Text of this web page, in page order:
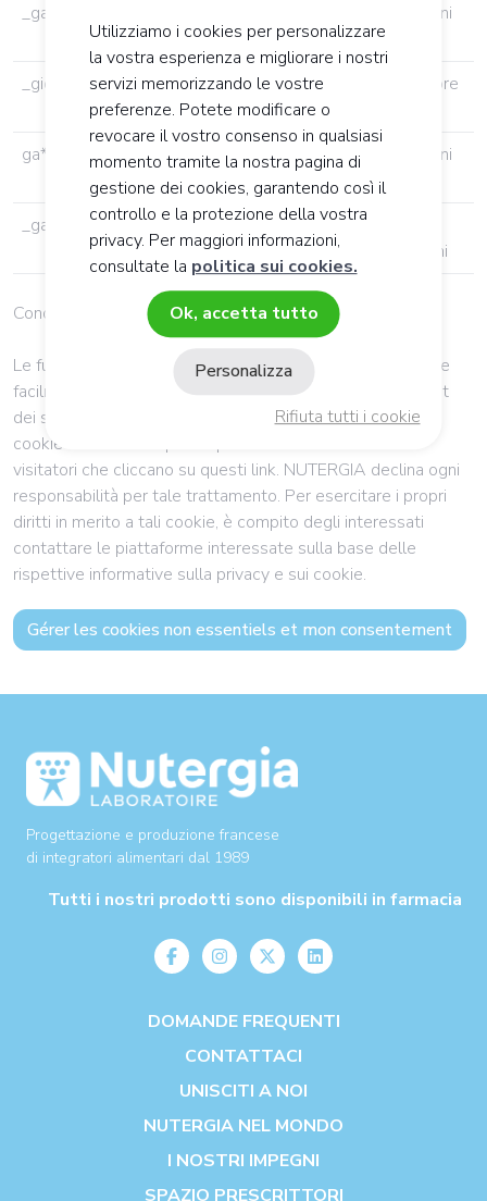
_ga
visitatori
2 anni
_gid
Utilizzato per differenziare i
visitatori
24 ore
ga*
Utilizzato per ottenere lo stato di
sessione del visitatore
2 anni
_gacgb*
Contiene informazioni sulla
campagna Google Ads
giorni
Condivisione sui social network
Le funzioni di condivisione sociale consentono di collegare
facilmente il contenuto della pagina condivisa agli account
dei social network degli utenti. Questo servizio utilizza i
cookie collocati da queste piattaforme sul server dei
visitatori che cliccano su questi link. NUTERGIA declina ogni
responsabilità per tale trattamento. Per esercitare i propri
diritti in merito a tali cookie, è compito degli interessati
contattare le piattaforme interessate sulla base delle
rispettive informative sulla privacy e sui cookie.
Gérer les cookies non essentiels et mon consentement
Progettazione e produzione francese
di integratori alimentari dal 1989
Tutti i nostri prodotti sono disponibili in farmacia
DOMANDE FREQUENTI
CONTATTACI
UNISCITI A NOI
NUTERGIA NEL MONDO
I NOSTRI IMPEGNI
SPAZIO PRESCRITTORI
Utilizziamo i cookies per personalizzare
la vostra esperienza e migliorare i nostri
servizi memorizzando le vostre
preferenze. Potete modificare o
revocare il vostro consenso in qualsiasi
momento tramite la nostra pagina di
gestione dei cookies, garantendo così il
controllo e la protezione della vostra
privacy. Per maggiori informazioni,
consultate la politica sui cookies.
Ok, accetta tutto
Rifiuta tutti i cookie
Personalizza